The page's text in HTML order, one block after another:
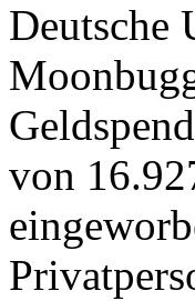
Deutsche
von